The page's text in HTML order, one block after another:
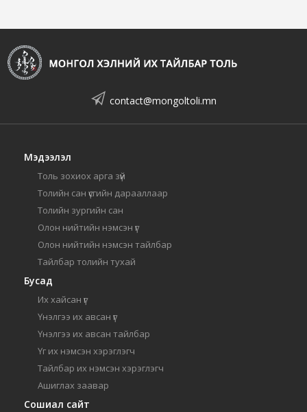
contact@mongoltoli.mn
Мэдээлэл
Толь зохиох арга зүй
Толийн сан үсгийн дарааллаар
Толийн зургийн сан
Олон нийтийн нэмсэн үг
Олон нийтийн нэмсэн тайлбар
Тайлбар толийн тухай
Бусад
Их хайсан үг
Үнэлгээ их авсан үг
Үнэлгээ их авсан тайлбар
Үг их нэмсэн хэрэглэгч
Тайлбар их нэмсэн хэрэглэгч
Ашиглах заавар
Сошиал сайт